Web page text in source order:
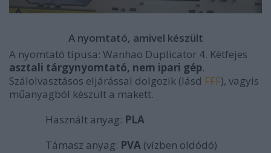
A nyomtató, amivel készült
A nyomtató típusa: Wanhao Duplicator 4. Kétfejes
asztali tárgynyomtató, nem ipari gép.
Szálolvasztásos eljárással dolgozik (lásd FFF), vagyis
műanyagból készült a makett.
Használt anyag: PLA
Támasz anyag: PVA (vízben oldódó)